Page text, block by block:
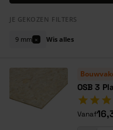
JE GEKOZEN FILTERS
9 mm × Wis alles
OSB 3
Vanaf